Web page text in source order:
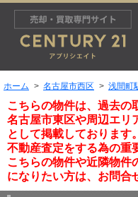
ホーム 名古屋市西区 浅間町
こちらの物件は、過去の
名古屋市東区や周辺エリ
として掲載しております。
不動産査定をする為の重
こちらの物件や近隣物件
になりたい方は、お問合